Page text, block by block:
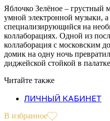
Яблочко Зелёное – грустный
умной электронной музыки, а
специализирующийся на
коллаборациях. Одной из
коллаборация с московским
домик на одну ночь
диджейской стойкой в
Читайте также
ЛИЧНЫЙ КАБИНЕТ
В избранное